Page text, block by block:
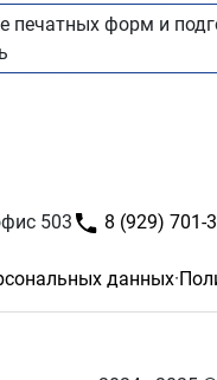
печатных форм и
503
8 (929) 701-
данных·